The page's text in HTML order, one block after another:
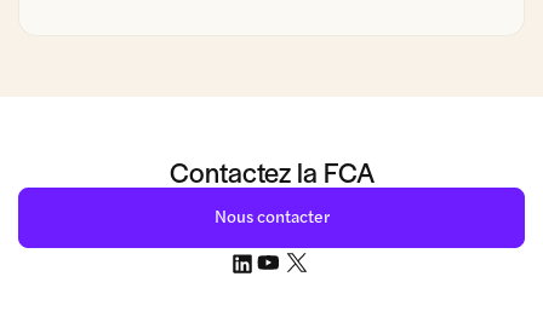
Contactez la FCA
Nous contacter